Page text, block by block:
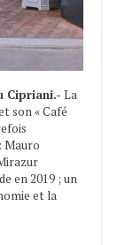
Cipriani.- La
son « Café
Mauro
en 2019 ; un
et la